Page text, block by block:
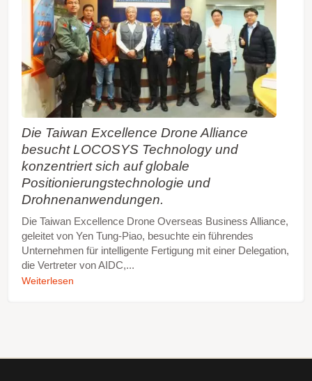
Die Taiwan Excellence Drone Alliance
besucht LOCOSYS Technology und
konzentriert sich auf globale
Positionierungstechnologie und
Drohnenanwendungen.
Die Taiwan Excellence Drone Overseas Business Alliance,
geleitet von Yen Tung-Piao, besuchte ein führendes
Unternehmen für intelligente Fertigung mit einer Delegation,
die Vertreter von AIDC,...
Weiterlesen